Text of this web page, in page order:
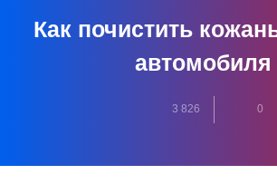
Как почистить
автомобиля
3 826 0